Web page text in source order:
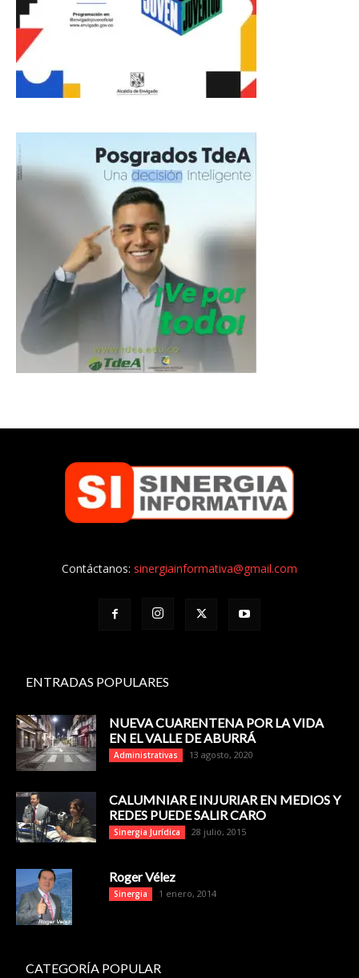
Contáctanos: sinergiainformativa@gmail.com
ENTRADAS POPULARES
NUEVA CUARENTENA POR LA VIDA
EN EL VALLE DE ABURRÁ
Administrativas 13 agosto, 2020
CALUMNIAR E INJURIAR EN MEDIOS Y
REDES PUEDE SALIR CARO
Sinergia Jurídica 28 julio, 2015
Roger Vélez
Sinergia 1 enero, 2014
CATEGORÍA POPULAR